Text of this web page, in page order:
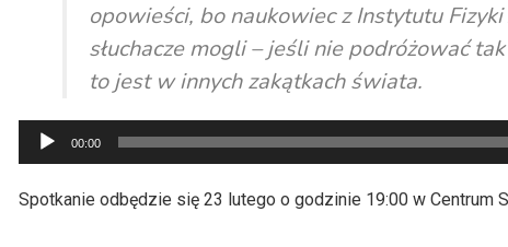
opowieści, bo naukowiec z Instytutu
słuchacze mogli – jeśli nie podróżować
to jest w innych zakątkach świata.
Odtwarzacz
plików
dźwiękowych
00:00
Spotkanie odbędzie się 23 lutego o godzinie 19:00 w Centrum